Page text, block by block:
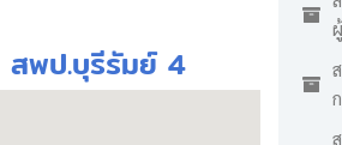
สพป.บุรีรัมย์ 4